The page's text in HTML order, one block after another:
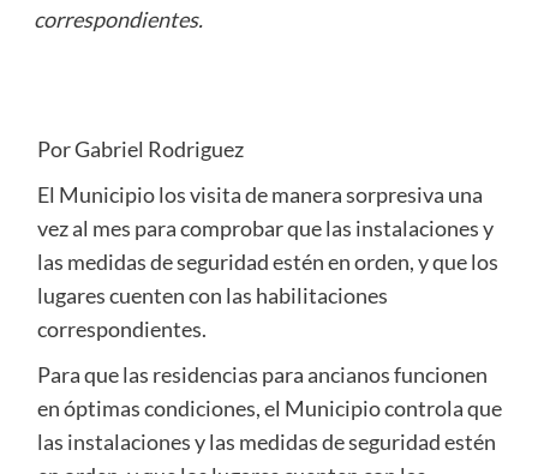
correspondientes.
Por Gabriel Rodriguez
El Municipio los visita de manera sorpresiva una
vez al mes para comprobar que las instalaciones y
las medidas de seguridad estén en orden, y que los
lugares cuenten con las habilitaciones
correspondientes.
Para que las residencias para ancianos funcionen
en óptimas condiciones, el Municipio controla que
las instalaciones y las medidas de seguridad estén